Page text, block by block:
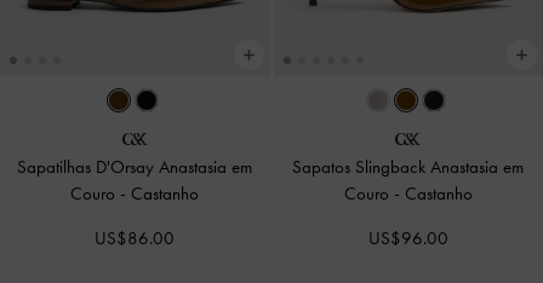
Sapatilhas D'Orsay Anastasia em
Couro - Castanho
US$86.00
Sapatos Slingback Anastasia em
Couro - Castanho
US$96.00